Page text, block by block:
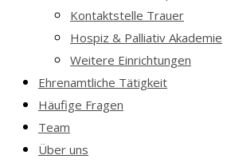
Kontaktstelle Trauer
Hospiz & Palliativ Akademie
Weitere Einrichtungen
Ehrenamtliche Tätigkeit
Häufige Fragen
Team
Über uns